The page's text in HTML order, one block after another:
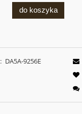
do koszyka
DA5A-9256E